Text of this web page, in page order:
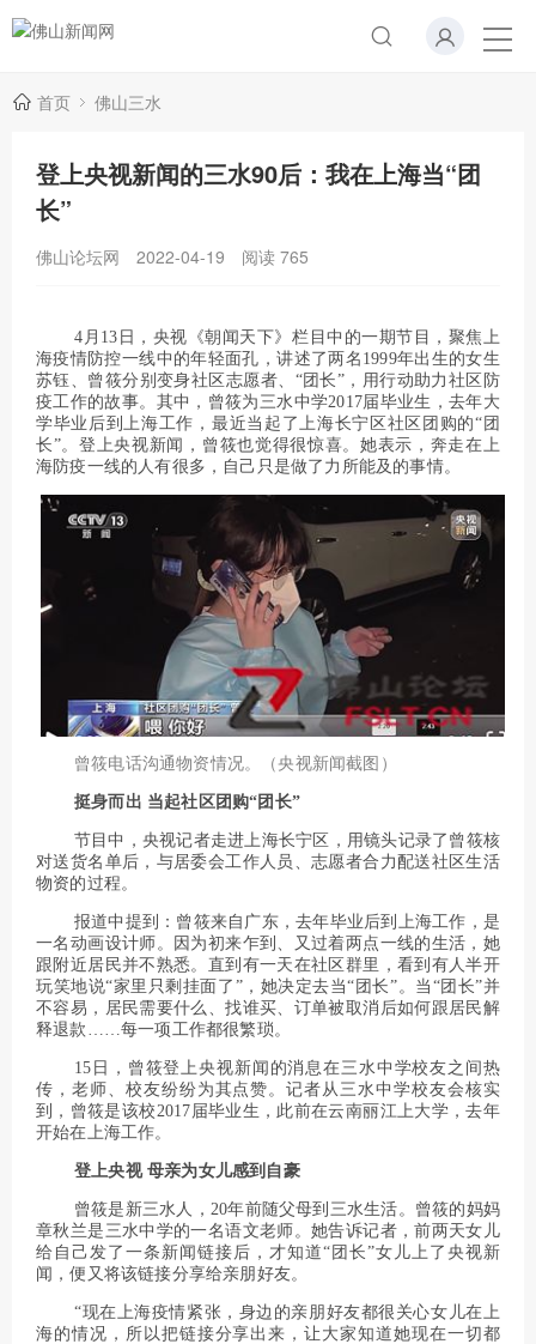
首页 佛山三水
登上央视新闻的三水90后：我在上海当“团
长”
佛山论坛网 2022-04-19 阅读 765
4月13日，央视《朝闻天下》栏目中的一期节目，聚焦上
海疫情防控一线中的年轻面孔，讲述了两名1999年出生的女生
苏钰、曾筱分别变身社区志愿者、“团长”，用行动助力社区防
疫工作的故事。其中，曾筱为三水中学2017届毕业生，去年大
学毕业后到上海工作，最近当起了上海长宁区社区团购的“团
长”。登上央视新闻，曾筱也觉得很惊喜。她表示，奔走在上
海防疫一线的人有很多，自己只是做了力所能及的事情。
曾筱电话沟通物资情况。（央视新闻截图）
挺身而出 当起社区团购“团长”
节目中，央视记者走进上海长宁区，用镜头记录了曾筱核
对送货名单后，与居委会工作人员、志愿者合力配送社区生活
物资的过程。
报道中提到：曾筱来自广东，去年毕业后到上海工作，是
一名动画设计师。因为初来乍到、又过着两点一线的生活，她
跟附近居民并不熟悉。直到有一天在社区群里，看到有人半开
玩笑地说“家里只剩挂面了”，她决定去当“团长”。当“团长”并
不容易，居民需要什么、找谁买、订单被取消后如何跟居民解
释退款……每一项工作都很繁琐。
15日，曾筱登上央视新闻的消息在三水中学校友之间热
传，老师、校友纷纷为其点赞。记者从三水中学校友会核实
到，曾筱是该校2017届毕业生，此前在云南丽江上大学，去年
开始在上海工作。
登上央视 母亲为女儿感到自豪
曾筱是新三水人，20年前随父母到三水生活。曾筱的妈妈
章秋兰是三水中学的一名语文老师。她告诉记者，前两天女儿
给自己发了一条新闻链接后，才知道“团长”女儿上了央视新
闻，便又将该链接分享给亲朋好友。
“现在上海疫情紧张，身边的亲朋好友都很关心女儿在上
海的情况，所以把链接分享出来，让大家知道她现在一切都